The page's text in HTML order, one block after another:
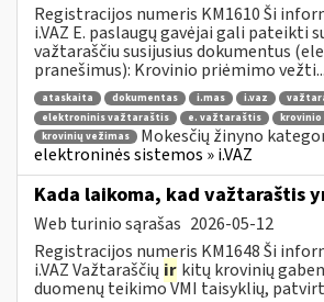
Registracijos numeris KM1610 Ši
i.VAZ E. paslaugų gavėjai gali pateikti
važtaraščiu susijusius dokumentus
pranešimus): Krovinio priėmimo vežti...
ataskaita dokumentas i.mas i.vaz
elektroninis važtaraštis
e. važtaraštis
krovinių vežimas
Mokesčių žinyno
elektroninės sistemos » i.VAZ
Kada laikoma, kad važtaraštis
Web turinio sąrašas 2026-05-12
Registracijos numeris KM1648 Ši
i.VAZ Važtaraščių ir kitų krovinių
duomenų teikimo VMI taisyklių,